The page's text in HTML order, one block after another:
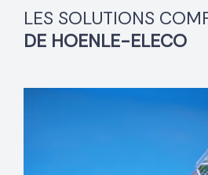
LES SOLUTIONS
DE HOENLE-ELECO